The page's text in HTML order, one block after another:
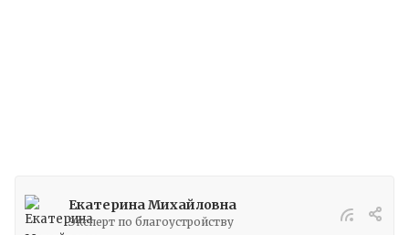
Екатерина Михайловна
Эксперт по благоустройству